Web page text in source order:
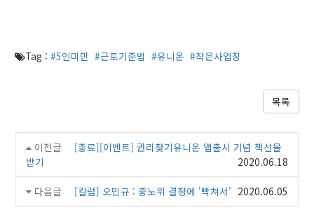
Tag : #5인미만 #근로기준법 #유니온 #작은사업장
목록
이전글
[종료][이벤트] 권리찾기유니온 앱출시 기념 책선물
받기
2020.06.18
다음글 [칼럼] 오민규 : 중노위 결정에 '빡쳐서' 2020.06.05